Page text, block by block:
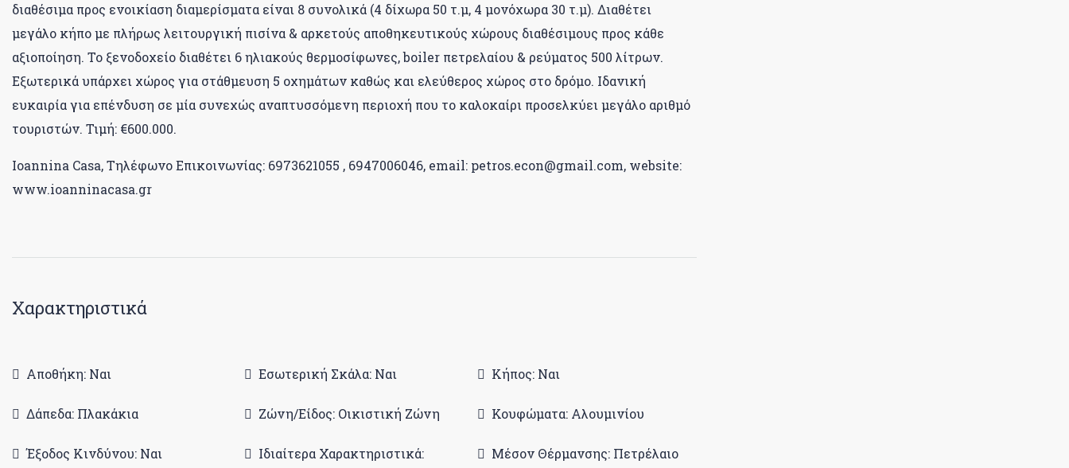
διαθέσιμα προς ενοικίαση διαμερίσματα είναι 8 συνολικά (4 δίχωρα 50 τ.μ, 4 μονόχωρα 30 τ.μ). Διαθέτει
μεγάλο κήπο με πλήρως λειτουργική πισίνα & αρκετούς αποθηκευτικούς χώρους διαθέσιμους προς κάθε
αξιοποίηση. Το ξενοδοχείο διαθέτει 6 ηλιακούς θερμοσίφωνες, boiler πετρελαίου & ρεύματος 500 λίτρων.
Εξωτερικά υπάρχει χώρος για στάθμευση 5 οχημάτων καθώς και ελεύθερος χώρος στο δρόμο. Ιδανική
ευκαιρία για επένδυση σε μία συνεχώς αναπτυσσόμενη περιοχή που το καλοκαίρι προσελκύει μεγάλο αριθμό
τουριστών. Τιμή: €600.000.
Ioannina Casa, Τηλέφωνο Επικοινωνίας: 6973621055 , 6947006046, email: petros.econ@gmail.com, website:
www.ioanninacasa.gr
Χαρακτηριστικά
Αποθήκη: Ναι
Δάπεδα: Πλακάκια
Έξοδος Κινδύνου: Ναι
Εσωτερική Σκάλα: Ναι
Ζώνη/Είδος: Οικιστική Ζώνη
Ιδιαίτερα Χαρακτηριστικά:
Κήπος: Ναι
Κουφώματα: Αλουμινίου
Μέσον Θέρμανσης: Πετρέλαιο